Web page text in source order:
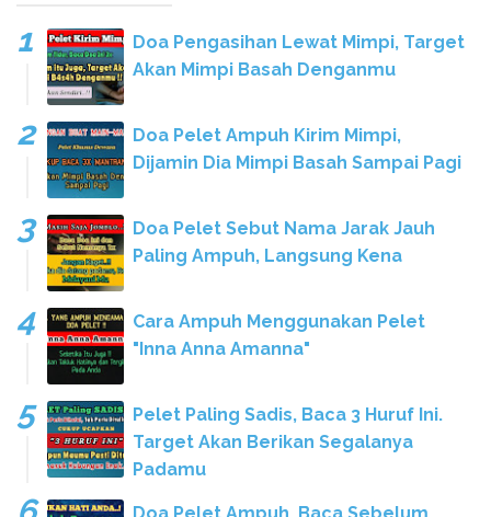
Doa Pengasihan Lewat Mimpi, Target
Akan Mimpi Basah Denganmu
Doa Pelet Ampuh Kirim Mimpi,
Dijamin Dia Mimpi Basah Sampai Pagi
Doa Pelet Sebut Nama Jarak Jauh
Paling Ampuh, Langsung Kena
Cara Ampuh Menggunakan Pelet
"Inna Anna Amanna"
Pelet Paling Sadis, Baca 3 Huruf Ini.
Target Akan Berikan Segalanya
Padamu
Doa Pelet Ampuh, Baca Sebelum